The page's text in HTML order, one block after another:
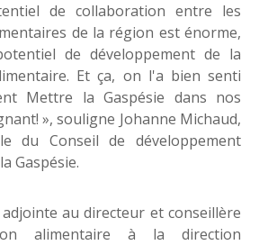
de collaboration entre les
de la région est énorme,
de développement de la
Et ça, on l'a bien senti
Mettre la Gaspésie dans nos
», souligne Johanne Michaud,
du Conseil de développement
Gaspésie.
au directeur et conseillère
alimentaire à la direction